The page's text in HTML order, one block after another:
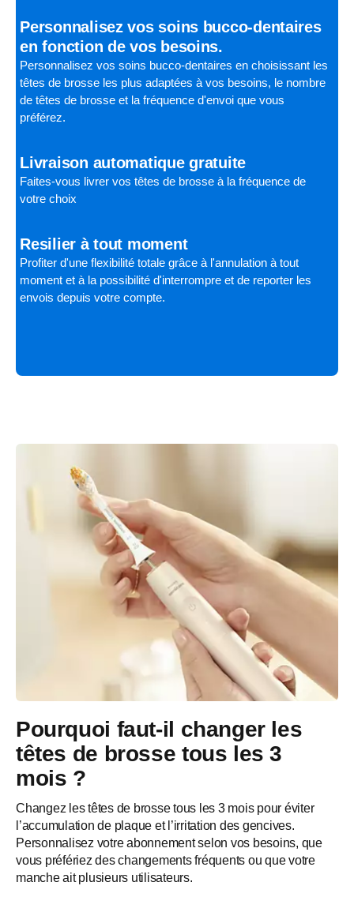
Personnalisez vos soins bucco-dentaires
en fonction de vos besoins.
Personnalisez vos soins bucco-dentaires en choisissant les
têtes de brosse les plus adaptées à vos besoins, le nombre
de têtes de brosse et la fréquence d'envoi que vous
préférez.
Livraison automatique gratuite
Faites-vous livrer vos têtes de brosse à la fréquence de
votre choix
Resilier à tout moment
Profiter d'une flexibilité totale grâce à l'annulation à tout
moment et à la possibilité d'interrompre et de reporter les
envois depuis votre compte.
Pourquoi faut-il changer les
têtes de brosse tous les 3
mois ?
Changez les têtes de brosse tous les 3 mois pour éviter
l’accumulation de plaque et l’irritation des gencives.
Personnalisez votre abonnement selon vos besoins, que
vous préfériez des changements fréquents ou que votre
manche ait plusieurs utilisateurs.